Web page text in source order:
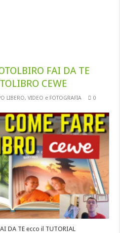
FAI DA TE
CEWE
LIBERO,VIDEO e FOTOGRAFIA
0
DA TE ecco il TUTORIAL